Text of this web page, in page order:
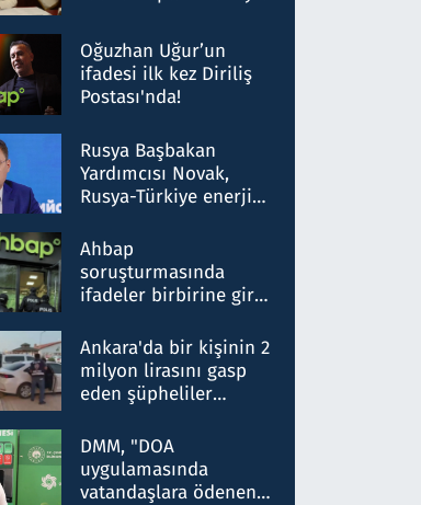
Oğuzhan Uğur’un
ifadesi ilk kez Diriliş
Postası'nda!
Rusya Başbakan
Yardımcısı Novak,
Rusya-Türkiye enerji
nitelikte olduğunu
belirtti
Ahbap
soruşturmasında
ifadeler birbirine girdi:
ifadelerinden ortaya
çıkan tablo şok etti
Ankara'da bir kişinin 2
milyon lirasını gasp
eden şüpheliler
DMM, "DOA
uygulamasında
vatandaşlara ödenen